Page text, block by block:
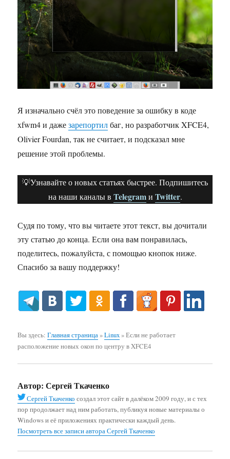
Я изначально счёл это поведение за ошибку в коде
xfwm4 и дажезарепортилбаг, но разработчик XFCE4,
Olivier Fourdan, так не считает, и подсказал мне
решение этой проблемы.
💡Узнавайте о новых статьях быстрее. Подпишитесь
на наши каналы в Telegramи Twitter.
Судя по тому, что вы читаете этот текст, вы дочитали
эту статью до конца. Если она вам понравилась,
поделитесь, пожалуйста, с помощью кнопок ниже.
Спасибо за вашу поддержку!
Вы здесь:Главная страница»Linux»Если не работает
расположение новых окон по центру в XFCE4
Автор: Сергей Ткаченко
Сергей Ткаченко создал этот сайт в далёком 2009 году, и с тех
пор продолжает над ним работать, публикуя новые материалы о
Windows и её приложениях практически каждый день.
Посмотреть все записи автора Сергей Ткаченко